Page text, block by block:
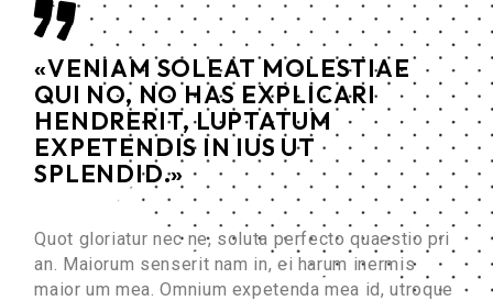
«VENIAM SOLEAT MOLESTIAE
QUI NO, NO HAS EXPLICARI
HENDRERIT, LUPTATUM
EXPETENDIS IN IUS UT
SPLENDID.»
Quot gloriatur nec ne, soluta perfecto quaestio pri
an. Maiorum senserit nam in, ei harum inermis
maior um mea. Omnium expetenda mea id, utroque